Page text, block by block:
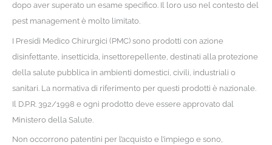
dopo aver superato un esame specifico. Il loro uso nel contesto del
pest management è molto limitato.
I Presidi Medico Chirurgici (PMC) sono prodotti con azione
disinfettante, insetticida, insettorepellente, destinati alla protezione
della salute pubblica in ambienti domestici, civili, industriali o
sanitari. La normativa di riferimento per questi prodotti è nazionale.
Il D.P.R. 392/1998 e ogni prodotto deve essere approvato dal
Ministero della Salute.
Non occorrono patentini per l’acquisto e l’impiego e sono,